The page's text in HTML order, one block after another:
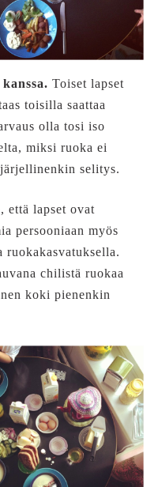
Toiset lapset
toisilla saattaa
olla tosi iso
miksi ruoka ei
selitys.
että lapset ovat
persooniaan myös
ruokakasvatuksella.
chilistä ruokaa
koki pienenkin